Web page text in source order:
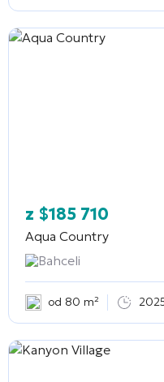
z $185 710
Aqua Country
Bahceli
od 80 m²